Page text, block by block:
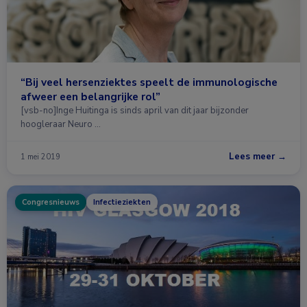
“Bij veel hersenziektes speelt de immunologische
afweer een belangrijke rol”
[vsb-no]Inge Huitinga is sinds april van dit jaar bijzonder
hoogleraar Neuro …
1 mei 2019 Lees meer →
Congresnieuws Infectieziekten